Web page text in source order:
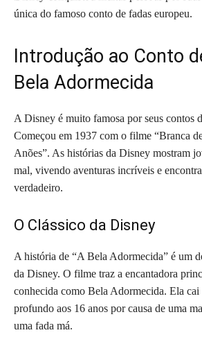
única do famoso conto de fadas europeu.
Introdução ao Conto
Bela Adormecida
A Disney é muito famosa por seus contos
Começou em 1937 com o filme “Branca
Anões”. As histórias da Disney mostram
mal, vivendo aventuras incríveis e
verdadeiro.
O Clássico da Disney
A história de “A Bela Adormecida” é um
da Disney. O filme traz a encantadora
conhecida como Bela Adormecida. Ela cai
profundo aos 16 anos por causa de uma
uma fada má.